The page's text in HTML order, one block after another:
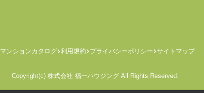
マンションカタログ 利用規約 プライバシーポリシー サイトマップ
Copyright(c) 株式会社 福一ハウジング All Rights Reserved.